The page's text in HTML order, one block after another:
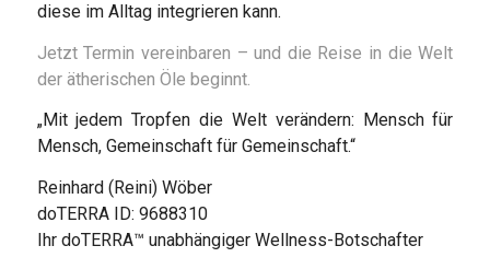
diese im Alltag integrieren kann.
Jetzt Termin vereinbaren – und die Reise in die Welt
der ätherischen Öle beginnt.
„Mit jedem Tropfen die Welt verändern: Mensch für
Mensch, Gemeinschaft für Gemeinschaft.“
Reinhard (Reini) Wöber
doTERRA ID: 9688310
Ihr doTERRA™ unabhängiger Wellness-Botschafter